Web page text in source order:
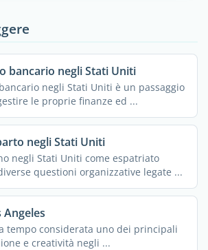
bancario negli Stati Uniti
negli Stati Uniti è un passaggio
le proprie finanze ed ...
negli Stati Uniti
negli Stati Uniti come espatriato
questioni organizzative legate ...
Angeles
tempo considerata uno dei principali
e creatività negli ...